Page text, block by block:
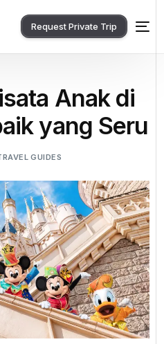
Request Private Trip
Anak di
yang Seru
GUIDES